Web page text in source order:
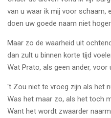
van u waar ik mij voor schaam,
doen uw goede naam niet
Maar zo de waarheid uit
dan zult u binnen korte tijd
Wat Prato, als geen ander, voor
't Zou niet te vroeg zijn als het
Was het maar zo, als het toch
Want het wordt zwaarder